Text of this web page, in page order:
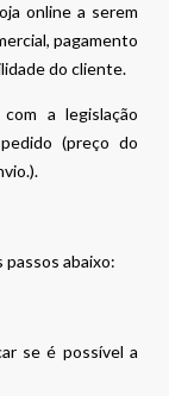
online a serem
pagamento
do cliente.
a legislação
(preço do
passos abaixo:
se é possível a